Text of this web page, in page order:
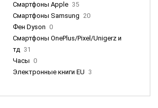
Смартфоны Apple 35
Смартфоны Samsung 20
Фен Dyson 0
Смартфоны OnePlus/Pixel/Unigerz и
тд 31
Часы 0
Электронные книги EU 3